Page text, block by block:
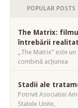
POPULAR POSTS
The Matrix:
întrebării
„The Matrix” este
combină acțiunea
Stadii ale
Potrivit Asociatiei
Statele Unite,